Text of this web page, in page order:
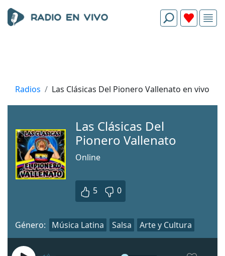
Radios Las Clásicas Del Pionero Vallenato en vivo
Las Clásicas Del
Pionero Vallenato
Online
5 0
Género: Música Latina Salsa Arte y Cultura